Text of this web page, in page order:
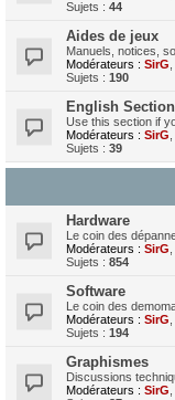
Sujets : 44
Aides de jeux
Manuels, notices,
Modérateurs : SirG
Sujets : 190
English Section
Use this section if
Modérateurs : SirG
Sujets : 39
Hardware
Le coin des
Modérateurs : SirG
Sujets : 854
Software
Le coin des
Modérateurs : SirG
Sujets : 194
Graphismes
Discussions
Modérateurs : SirG